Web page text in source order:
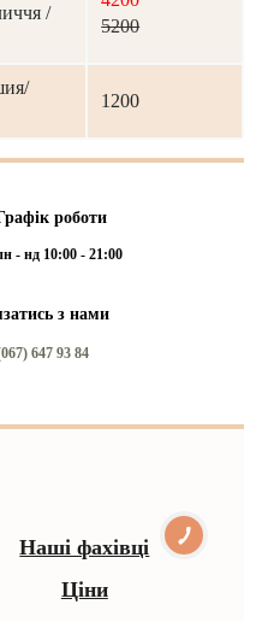
/
5200
1200
роботи
- нд 10:00 - 21:00
з нами
647 93 84
Наші фахівці
Ціни